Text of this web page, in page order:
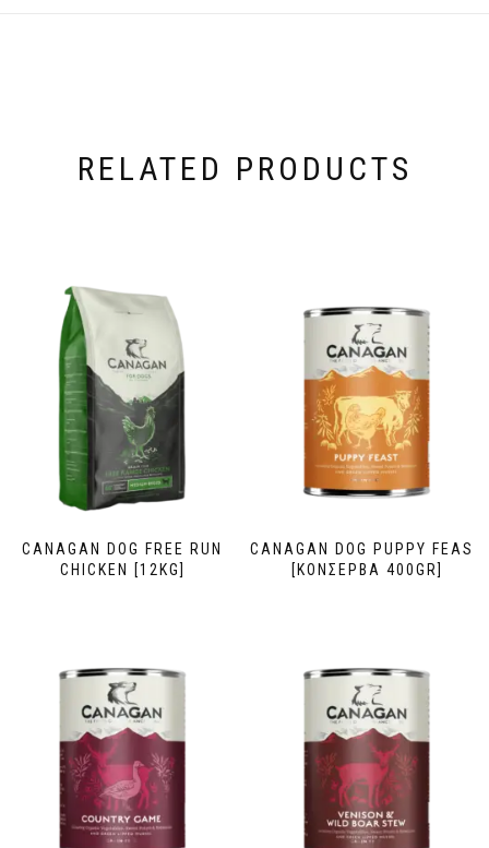
RELATED PRODUCTS
CANAGAN DOG FREE RUN
CHICKEN [12KG]
CANAGAN DOG PUPPY FEAST
[ΚΟΝΣΕΡΒΑ 400GR]